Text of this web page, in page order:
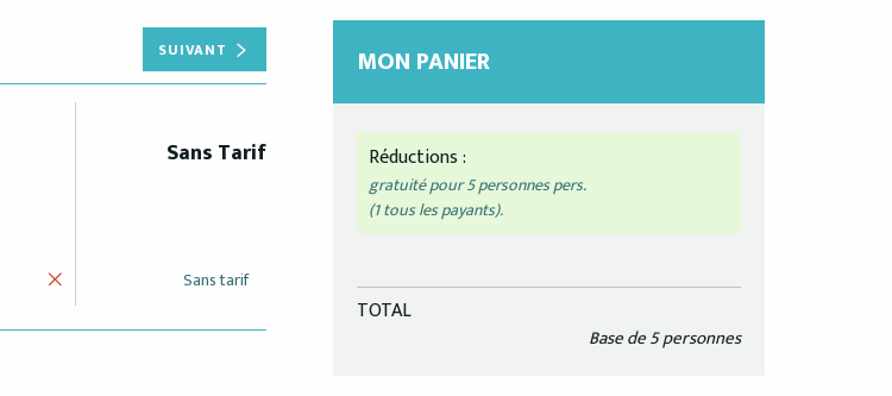
SUIVANT
Sans Tarif
Sans tarif
MON PANIER
Réductions :
gratuité pour5 personnespers.
(1 tous les payants).
TOTAL
Base de5 personnes